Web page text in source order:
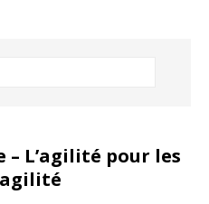
L’agilité pour les